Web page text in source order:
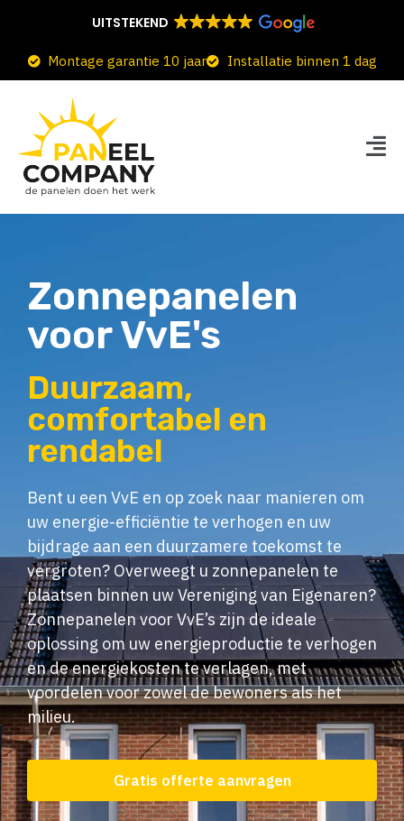
UITSTEKEND
Montage garantie 10 jaar Installatie binnen 1 dag
Zonnepanelen
voor VvE's
Duurzaam,
comfortabel en
rendabel
Bent u een VvE en op zoek naar manieren om
uw energie-efficiëntie te verhogen en uw
bijdrage aan een duurzamere toekomst te
vergroten? Overweegt u zonnepanelen te
plaatsen binnen uw Vereniging van Eigenaren?
Zonnepanelen voor VvE’s zijn de ideale
oplossing om uw energieproductie te verhogen
en de energiekosten te verlagen, met
voordelen voor zowel de bewoners als het
milieu.
Gratis offerte aanvragen